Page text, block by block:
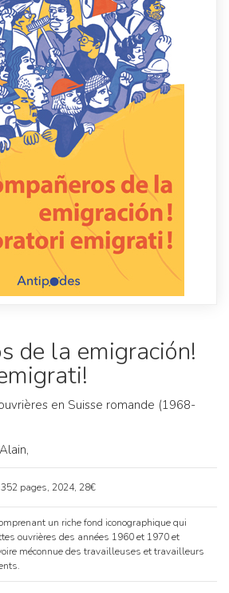
de la emigración!
en Suisse romande (1968-
pages, 2024, 28€
un riche fond iconographique qui
ouvrières des années 1960 et 1970 et
méconnue des travailleuses et travailleurs